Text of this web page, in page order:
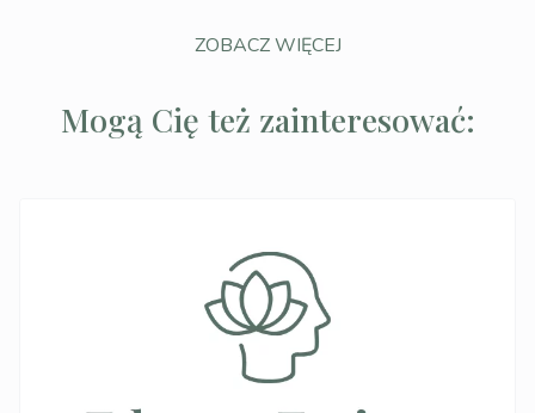
ZOBACZ WIĘCEJ
Mogą Cię też zainteresować: